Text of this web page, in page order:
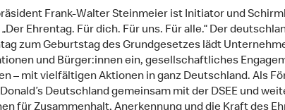
Frank-Walter Steinmeier ist Initiator und
Ehrentag. Für dich. Für uns. Für alle.“ Der
zum Geburtstag des Grundgesetzes lädt
und Bürger:innen ein, gesellschaftliches
– mit vielfältigen Aktionen in ganz Deutschland. Als
Deutschland gemeinsam mit der DSEE und